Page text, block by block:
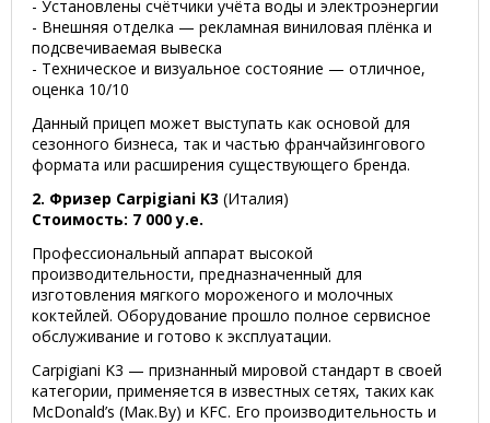
- Установлены счётчики учёта воды и электроэнергии
- Внешняя отделка — рекламная виниловая плёнка и
подсвечиваемая вывеска
- Техническое и визуальное состояние — отличное,
оценка 10/10
Данный прицеп может выступать как основой для
сезонного бизнеса, так и частью франчайзингового
формата или расширения существующего бренда.
2. Фризер Carpigiani K3 (Италия)
Стоимость: 7 000 у.е.
Профессиональный аппарат высокой
производительности, предназначенный для
изготовления мягкого мороженого и молочных
коктейлей. Оборудование прошло полное сервисное
обслуживание и готово к эксплуатации.
Carpigiani K3 — признанный мировой стандарт в своей
категории, применяется в известных сетях, таких как
McDonald’s (Мак.By) и KFC. Его производительность и